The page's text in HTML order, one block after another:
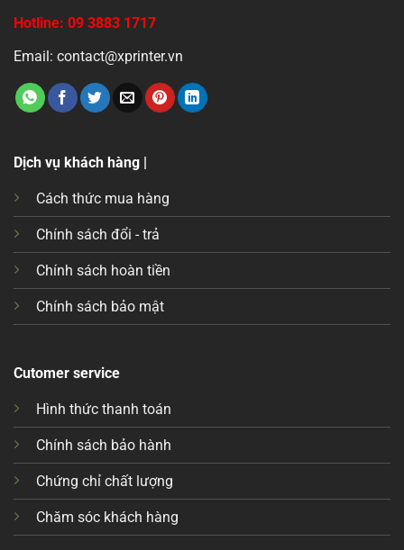
Hotline: 09 3883 1717
Email: contact@xprinter.vn
Dịch vụ khách hàng |
Cách thức mua hàng
Chính sách đổi - trả
Chính sách hoàn tiền
Chính sách bảo mật
Cutomer service
Hình thức thanh toán
Chính sách bảo hành
Chứng chỉ chất lượng
Chăm sóc khách hàng